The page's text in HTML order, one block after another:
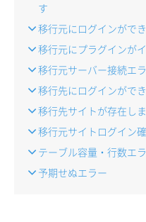
す
移行元にログインがで
移行元にプラグインが
移行元サーバー接続エ
移行先にログインがで
移行先サイトが存在し
移行元サイトログイン
テーブル容量・行数エ
予期せぬエラー